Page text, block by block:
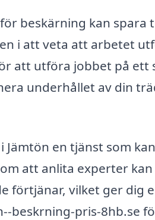
beskärning kan spara
i att veta att arbetet
att utföra jobbet på ett
underhållet av din
en tjänst som
att anlita experter
förtjänar, vilket ger dig
beskrning-pris-8hb.se